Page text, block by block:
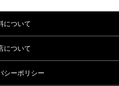
カートへ進む
について
について
シーポリシー